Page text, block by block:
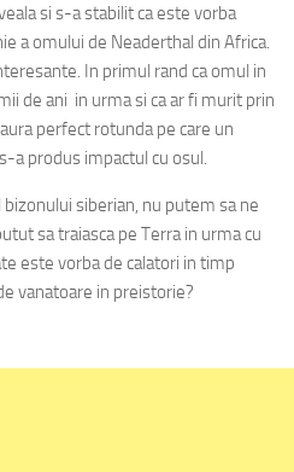
si s-a stabilit ca este vorba
a omului de Neaderthal din Africa.
In primul rand ca omul in
de ani in urma si ca ar fi murit prin
perfect rotunda pe care un
a produs impactul cu osul.
bizonului siberian, nu putem sa ne
sa traiasca pe Terra in urma cu
este vorba de calatori in timp
vanatoare in preistorie?